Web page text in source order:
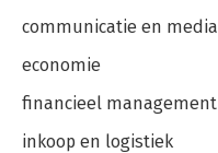
communicatie en media
economie
financieel management
inkoop en logistiek